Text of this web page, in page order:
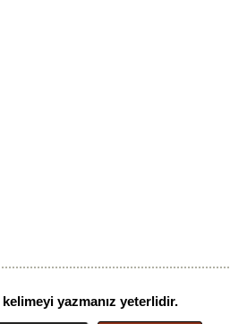
yazmanız yeterlidir.